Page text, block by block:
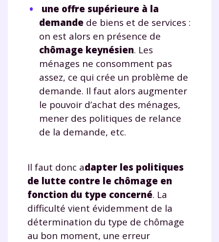
une offre supérieure à la
demande de biens et de services :
on est alors en présence de
chômage keynésien. Les
ménages ne consomment pas
assez, ce qui crée un problème de
demande. Il faut alors augmenter
le pouvoir d’achat des ménages,
mener des politiques de relance
de la demande, etc.
Il faut donc adapter les politiques
de lutte contre le chômage en
fonction du type concerné. La
difficulté vient évidemment de la
détermination du type de chômage
au bon moment, une erreur